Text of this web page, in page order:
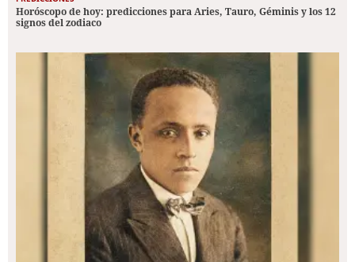
Horóscopo de hoy: predicciones para Aries, Tauro, Géminis y los 12
signos del zodiaco